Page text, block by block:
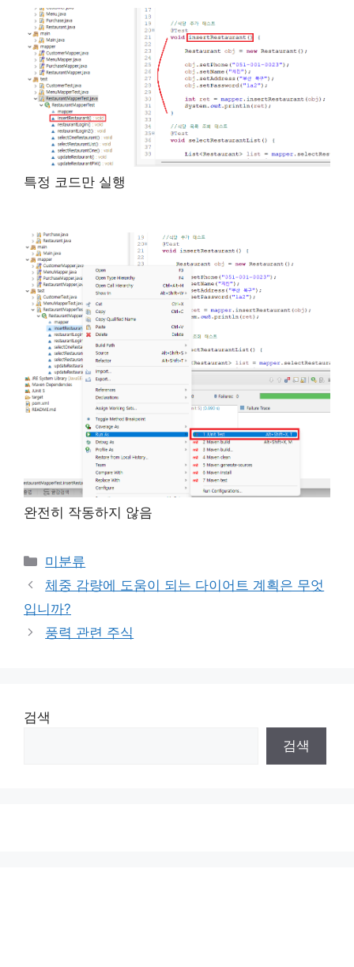
특정 코드만 실행
완전히 작동하지 않음
Categories
미분류
체중 감량에 도움이 되는 다이어트 계획은 무엇
입니까?
풍력 관련 주식
검색
검색